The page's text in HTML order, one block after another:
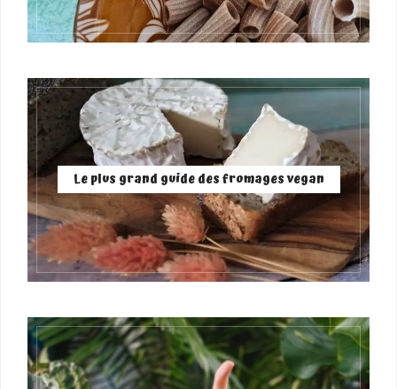
Le plus grand guide des fromages vegan